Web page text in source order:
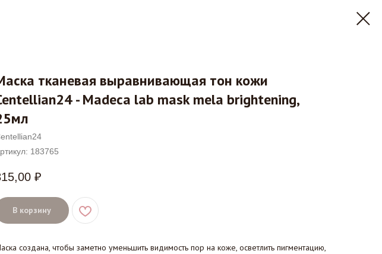
тканевая выравнивающая тон кожи
- Madeca lab mask mela brightening,
183765
₽
В корзину
создана, чтобы заметно уменьшить видимость пор на коже, осветлить пигментацию,